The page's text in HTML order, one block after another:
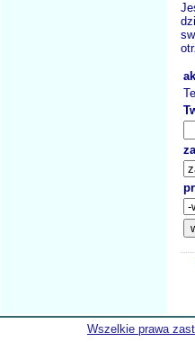
Wszelkie prawa